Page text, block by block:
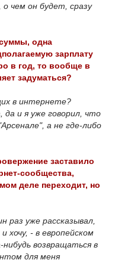
о чем он будет, сразу
одна
зарплату
в год, то вообще в
задуматься?
в интернете?
и я уже говорил, что
а не где-либо
заставило
сообщества,
деле переходит, но
раз уже рассказывал,
хочу, - в европейском
возвращаться в
для меня